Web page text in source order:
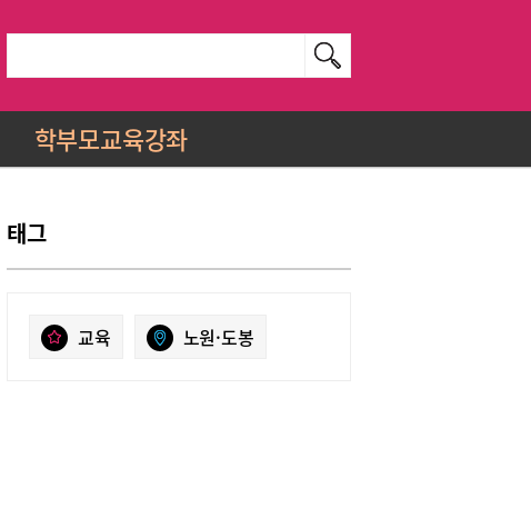
학부모교육강좌
태그
교육 노원·도봉